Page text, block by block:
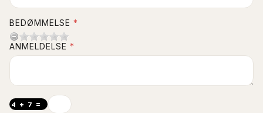
BEDØMMELSE
ANMELDELSE